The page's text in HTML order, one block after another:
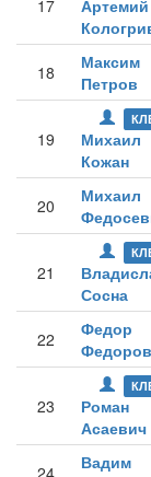
17
Артемий
18
Максим
Петров
19
Михаил
Кожан
20
Михаил
21
Сосна
22
Федор
Федоров
23
Роман
Асаевич
24
Вадим